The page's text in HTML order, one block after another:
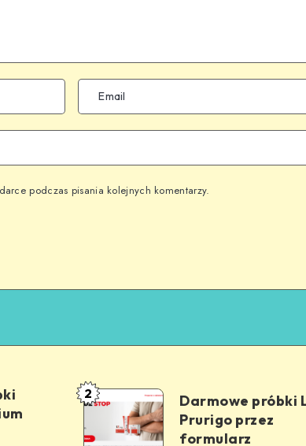
podczas pisania kolejnych komentarzy.
2
Darmowe próbki
Prurigo przez
formularz